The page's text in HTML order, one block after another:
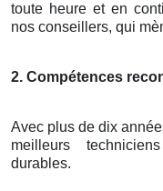
toute heure et en
nos conseillers, qui
2. Compétences
Avec plus de dix
meilleurs
durables.